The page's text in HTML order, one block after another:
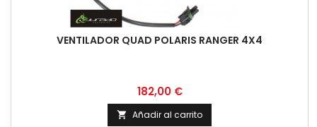
VENTILADOR QUAD POLARIS RANGER 4X4
Precio
182,00 €
 Añadir al carrito